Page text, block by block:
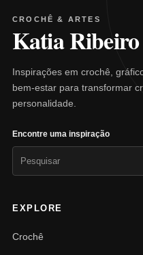
CROCHÊ & ARTES
Katia Ribeiro
Inspirações em crochê,
bem-estar para transformar
personalidade.
Encontre uma inspiração
EXPLORE
Crochê